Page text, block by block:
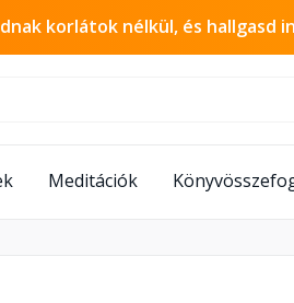
korlátok nélkül, és hallgasd
Meditációk